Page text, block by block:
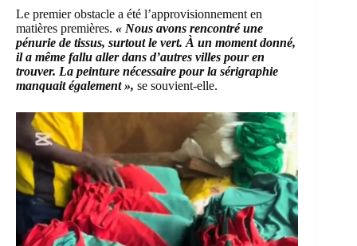
Le premier obstacle a été l’approvisionnement en
matières premières. « Nous avons rencontré une
pénurie de tissus, surtout le vert. À un moment donné,
il a même fallu aller dans d’autres villes pour en
trouver. La peinture nécessaire pour la sérigraphie
manquait également », se souvient-elle.